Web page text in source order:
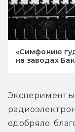
«Симфонию
на заводах
Эксперименты
одобряло,